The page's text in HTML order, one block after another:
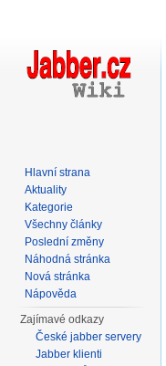
Hlavní strana
Aktuality
Kategorie
Všechny články
Poslední změny
Náhodná stránka
Nová stránka
Nápověda
Zajímavé odkazy
České jabber servery
Jabber klienti